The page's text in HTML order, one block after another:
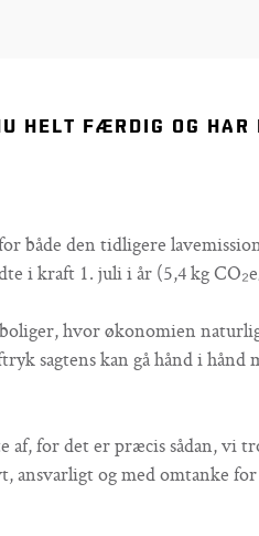
HELT FÆRDIG OG
både den tidligere
i kraft 1. juli i år (5,4 kg
hvor økonomien
sagtens kan gå hånd i
af, for det er præcis sådan, vi
ansvarligt og med omtanke